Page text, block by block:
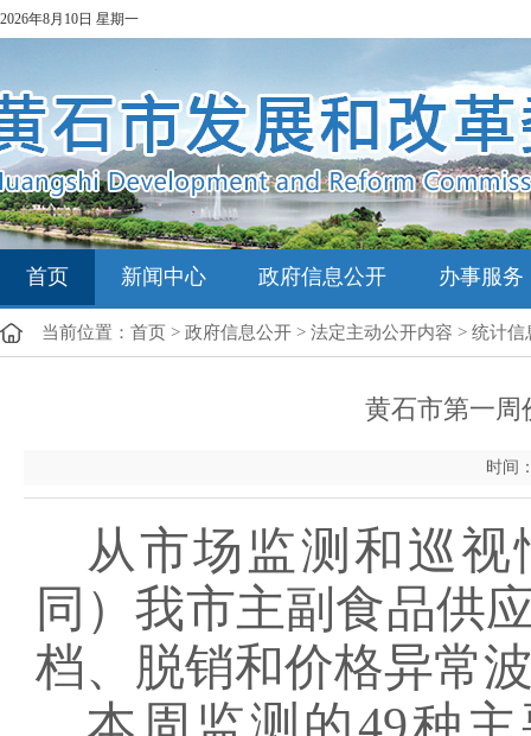
2026年8月10日 星期一
首页 新闻中心 政府信息公开 办事服务
当前位置： 首页 > 政府信息公开 > 法定主动公开内容 > 统计信
黄石市第一周
时间：
从市场监测 和巡视
同）我市主副食品供
档、脱销和价格异常